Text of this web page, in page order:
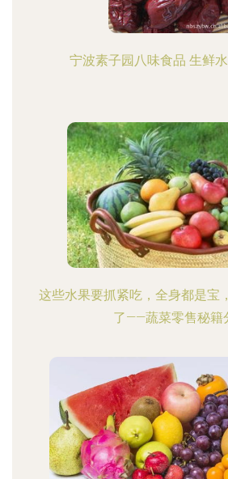
宁波素子园八味食品 生鲜
这些水果要抓紧吃，全身都是宝
了——蔬菜零售秘籍